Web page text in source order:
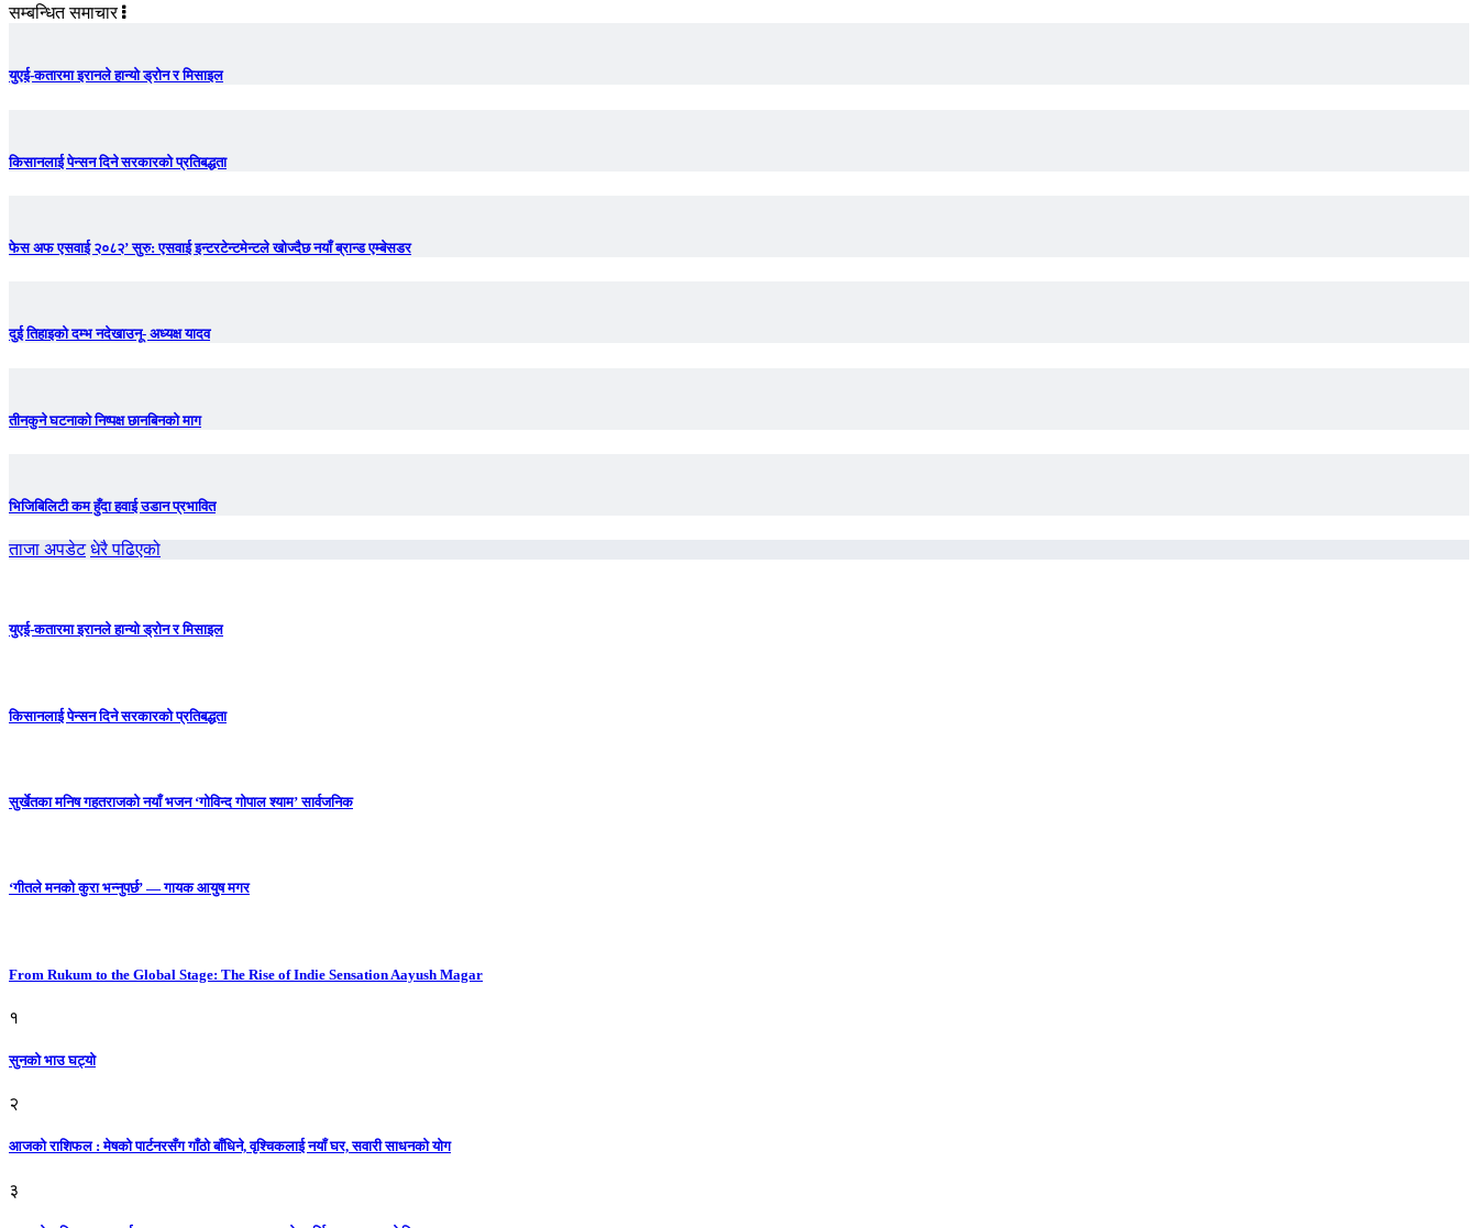
सम्बन्धित समाचार
युएई-कतारमा इरानले हान्यो ड्रोन र मिसाइल
किसानलाई पेन्सन दिने सरकारको प्रतिबद्धता
फेस अफ एसवाई २०८२’ सुरु: एसवाई इन्टरटेन्टमेन्टले खोज्दैछ नयाँ ब्रान्ड एम्बेसडर
दुई तिहाइको दम्भ नदेखाउनू- अध्यक्ष यादव
तीनकुने घटनाकाे निष्पक्ष छानबिनकाे माग
भिजिबिलिटी कम हुँदा हवाई उडान प्रभावित
ताजा अपडेट धेरै पढिएको
युएई-कतारमा इरानले हान्यो ड्रोन र मिसाइल
किसानलाई पेन्सन दिने सरकारको प्रतिबद्धता
सुर्खेतका मनिष गहतराजको नयाँ भजन ‘गोविन्द गोपाल श्याम’ सार्वजनिक
‘गीतले मनको कुरा भन्नुपर्छ’ — गायक आयुष मगर
From Rukum to the Global Stage: The Rise of Indie Sensation Aayush Magar
१
सुनको भाउ घट्याे
२
आजको राशिफल : मेषको पार्टनरसँग गाँठो बाँधिने, वृश्चिकलाई नयाँ घर, सवारी साधनकाे याेग
३